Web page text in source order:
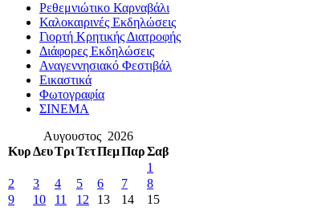
Ρεθεμνιώτικο Καρναβάλι
Καλοκαιρινές Εκδηλώσεις
Γιορτή Κρητικής Διατροφής
Διάφορες Εκδηλώσεις
Αναγεννησιακό Φεστιβάλ
Εικαστικά
Φωτογραφία
ΣΙΝΕΜΑ
Αυγουστος 2026
ΚυρΔευΤριΤετΠεμΠαρΣαβ
1
2
3 4 5 6 7
8
9
10 11 12 13 14
15